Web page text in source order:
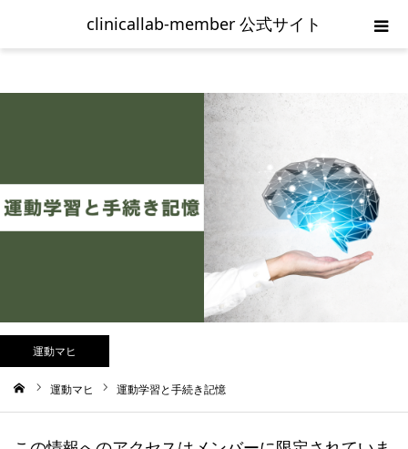
clinicallab-member 公式サイト
運動マヒ
運動マヒ 運動学習と手続き記憶
新規登録
clinicallab-memberログイン
利用規約